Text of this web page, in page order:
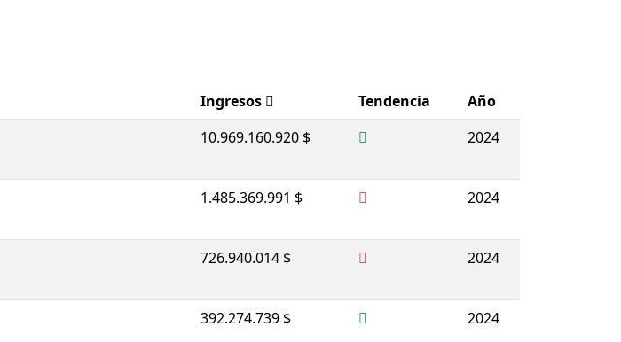
Ingresos Tendencia
Año
10.969.160.920 $ 2024
1.485.369.991 $ 2024
726.940.014 $ 2024
392.274.739 $ 2024